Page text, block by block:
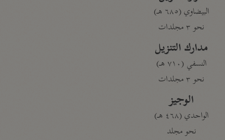
البيضاوي (٦٨٥ هـ)
نحو ٣ مجلدات
مدارك التنزيل
النسفي (٧١٠ هـ)
نحو ٣ مجلدات
الوجيز
الواحدي (٤٦٨ هـ)
نحو مجلد